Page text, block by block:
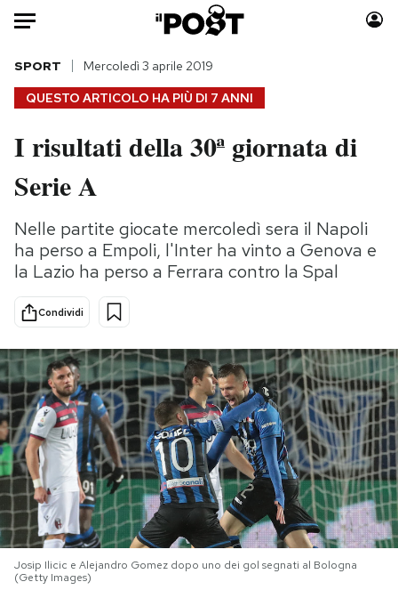
Auto
HOME
Italia
Politica
Tecnologia
Internet
Scienza
Cultura
Economia
Sport
Moda
Storie/Idee
Ok Boomer!
Media
Mondiali calcio 2026
PODCAST
NEWSLETTER
I MIEI PREFERITI
QUESTO ARTICOLO HA PIÙ DI 7 ANNI
SPORT Mercoledì 3 aprile 2019
I risultati della 30ª giornata di
Serie A
Nelle partite giocate mercoledì sera il Napoli
ha perso a Empoli, l'Inter ha vinto a Genova e
la Lazio ha perso a Ferrara contro la Spal
Condividi
Josip Ilicic e Alejandro Gomez dopo uno dei gol segnati al Bologna
(Getty Images)